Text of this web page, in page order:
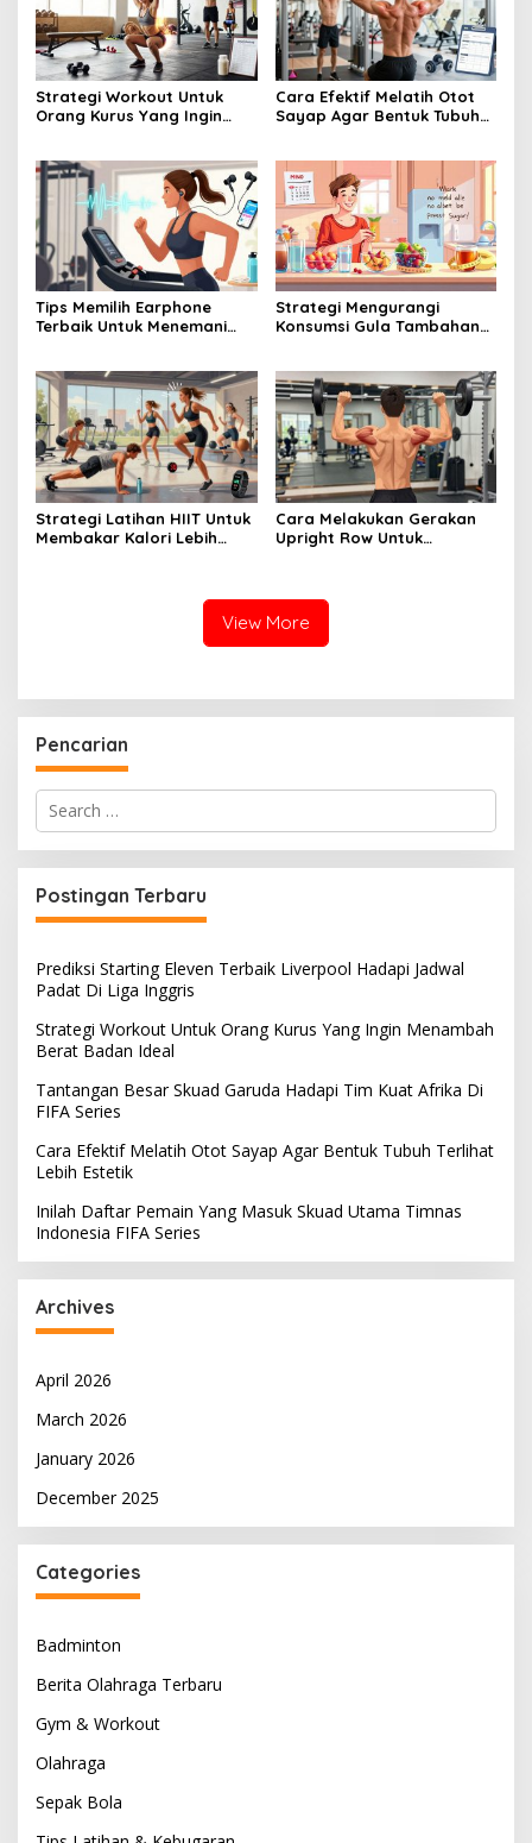
Strategi Workout Untuk
Orang Kurus Yang Ingin
Cara Efektif Melatih Otot
Sayap Agar Bentuk Tubuh
Tips Memilih Earphone
Terbaik Untuk Menemani
Strategi Mengurangi
Konsumsi Gula Tambahan
Strategi Latihan HIIT Untuk
Membakar Kalori Lebih
Cara Melakukan Gerakan
Upright Row Untuk
View More
Pencarian
Search
for:
Postingan Terbaru
Prediksi Starting Eleven Terbaik Liverpool Hadapi Jadwal
Padat Di Liga Inggris
Strategi Workout Untuk Orang Kurus Yang Ingin Menambah
Berat Badan Ideal
Tantangan Besar Skuad Garuda Hadapi Tim Kuat Afrika Di
FIFA Series
Cara Efektif Melatih Otot Sayap Agar Bentuk Tubuh Terlihat
Lebih Estetik
Inilah Daftar Pemain Yang Masuk Skuad Utama Timnas
Indonesia FIFA Series
Archives
April 2026
March 2026
January 2026
December 2025
Categories
Badminton
Berita Olahraga Terbaru
Gym & Workout
Olahraga
Sepak Bola